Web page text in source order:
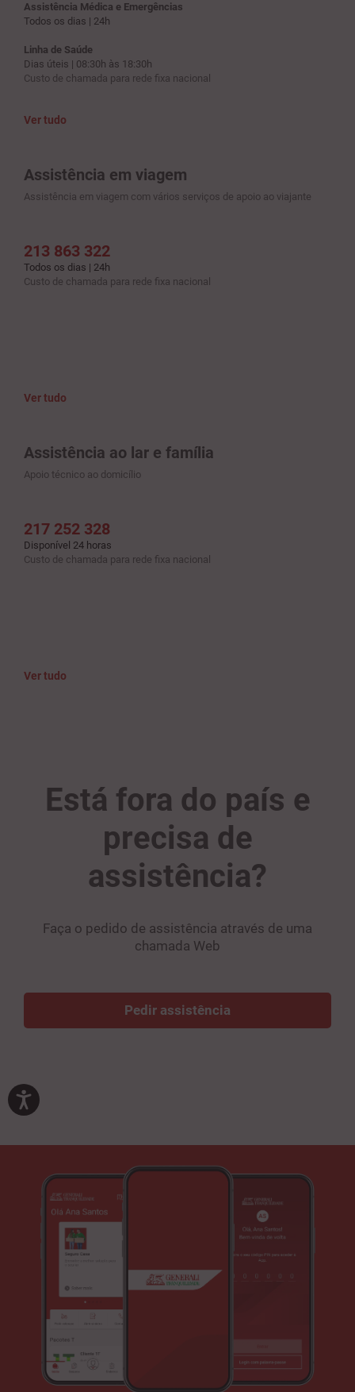
Assistência Médica e Emergências
Todos os dias | 24h
Linha de Saúde
Dias úteis | 08:30h às 18:30h
Custo de chamada para rede fixa nacional
Ver tudo
Assistência em viagem
Assistência em viagem com vários serviços de apoio ao viajante
213 863 322
Todos os dias | 24h
Custo de chamada para rede fixa nacional
Ver tudo
Assistência ao lar e família
Apoio técnico ao domicílio
217 252 328
Disponível 24 horas
Custo de chamada para rede fixa nacional
Ver tudo
Está fora do país e
precisa de
assistência?
Faça o pedido de assistência através de uma
chamada Web
Pedir assistência